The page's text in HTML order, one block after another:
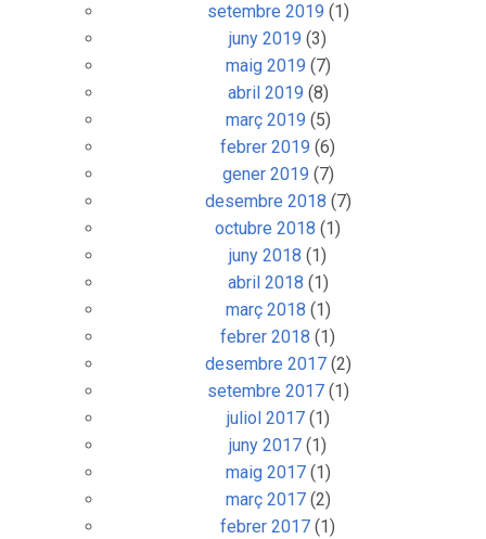
setembre 2019 (1)
juny 2019 (3)
maig 2019 (7)
abril 2019 (8)
març 2019 (5)
febrer 2019 (6)
gener 2019 (7)
desembre 2018 (7)
octubre 2018 (1)
juny 2018 (1)
abril 2018 (1)
març 2018 (1)
febrer 2018 (1)
desembre 2017(2)
setembre 2017(1)
juliol 2017(1)
juny 2017 (1)
maig 2017(1)
març 2017(2)
febrer 2017 (1)